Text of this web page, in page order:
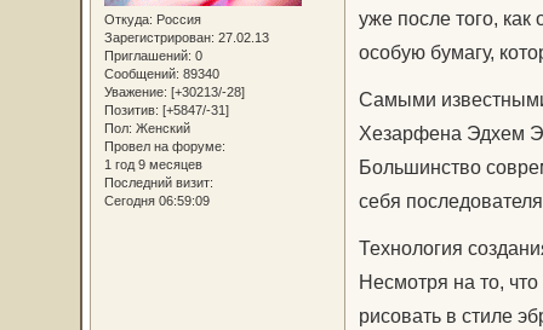
Откуда: Россия
Зарегистрирован: 27.02.13
Приглашений: 0
Сообщений: 89340
Уважение: [+30213/-28]
Позитив: [+5847/-31]
Пол: Женский
Провел на форуме:
1 год 9 месяцев
Последний визит:
Сегодня 06:59:09
уже после того,
особую бумагу,
Самыми
Хезарфена Эдхем
Большинство
себя
Технология
Несмотря на то,
рисовать в стиле